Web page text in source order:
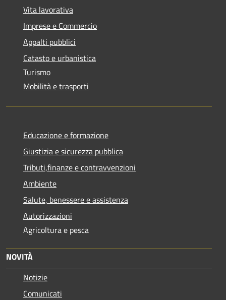
Vita lavorativa
Imprese e Commercio
Appalti pubblici
Catasto e urbanistica
Turismo
Mobilità e trasporti
Educazione e formazione
Giustizia e sicurezza pubblica
Tributi,finanze e contravvenzioni
Ambiente
Salute, benessere e assistenza
Autorizzazioni
Agricoltura e pesca
NOVITÀ
Notizie
Comunicati